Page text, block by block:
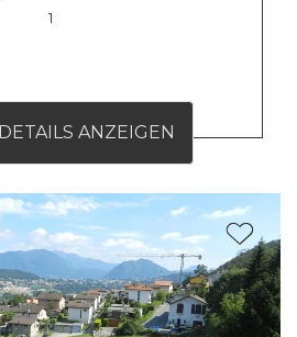
1
DETAILS ANZEIGEN